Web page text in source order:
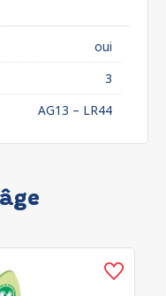
oui
3
AG13 – LR44